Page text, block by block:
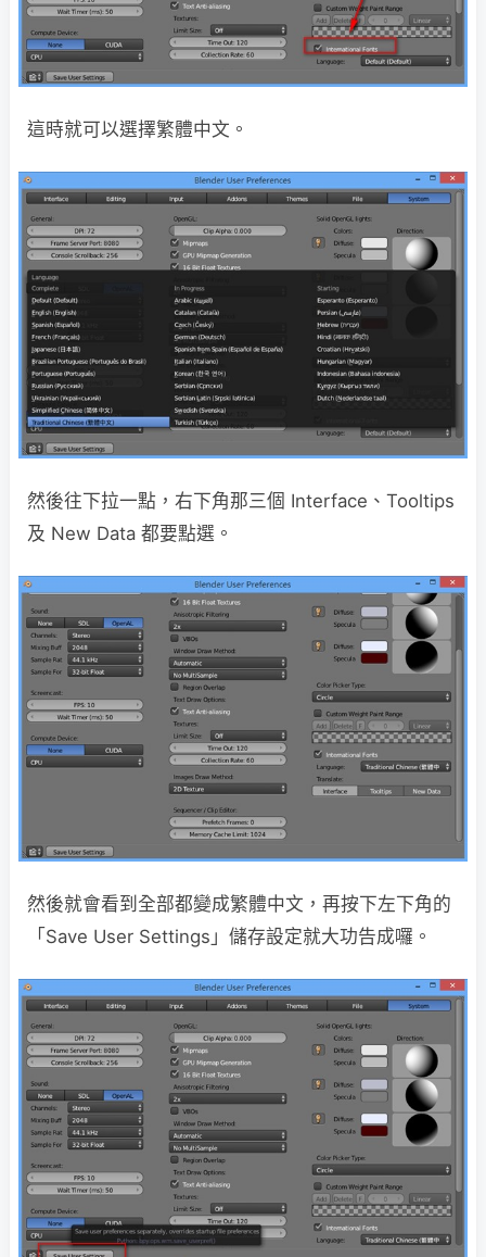
這時就可以選擇繁體中文。
然後往下拉一點，右下角那三個 Interface、Tooltips
及 New Data 都要點選。
然後就會看到全部都變成繁體中文，再按下左下角的
「Save User Settings」儲存設定就大功告成囉。